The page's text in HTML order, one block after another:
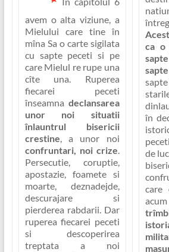
avem o alta viziune, a
Mielului care tine în
mîna Sa o carte sigilata
cu sapte peceti si pe
care Mielul re rupe una
cîte una. Ruperea
fiecarei peceti
înseamna declansarea
unor noi situatii
înlauntrul bisericii
crestine, a unor noi
confruntari, noi crize.
Persecutie, coruptie,
apostazie, foamete si
moarte, deznadejde,
descurajare si
pierderea rabdarii. Dar
ruperea fiecarei peceti
si descoperirea
treptata a noi
ca o
în
de
care